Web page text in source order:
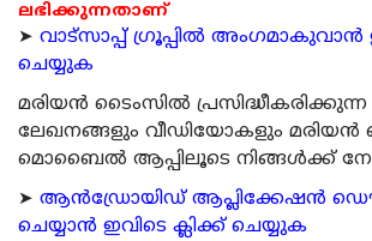
ലഭിക്കുന്നതാണ്
➤ വാട്സാപ്പ് ഗ്രൂപ്പിൽ അംഗമാകുവാൻ
ചെയ്യുക
മരിയന്‍ ടൈംസില്‍
ലേഖനങ്ങളും വീഡിയോകളും മരിയന്‍
മൊബൈല്‍ ആപ്പിലൂടെ നിങ്ങള്‍ക്ക്
➤ ആന്‍ഡ്രോയിഡ് ആപ്ലിക്കേഷന്‍
ചെയ്യാന്‍ ഇവിടെ ക്ലിക്ക് ചെയ്യുക